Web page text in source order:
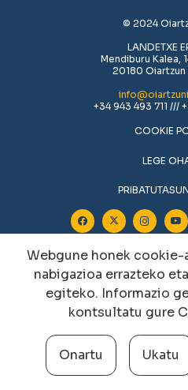
© 2024
LANDETXE
Mendiburu Kalea,
20180
+34 943 493 711 ///
COOKIE
LEGE
Cookien konfigurazioa aldatu
Webgune honek cookie-
nabigazioa errazteko
egiteko. Informazio
kontsultatu gure
Onartu Ukatu